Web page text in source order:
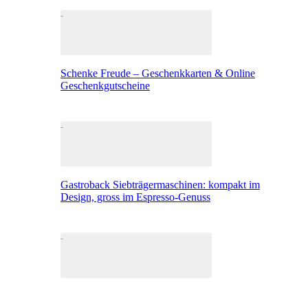
Schenke Freude – Geschenkkarten & Online
Geschenkgutscheine
Gastroback Siebträgermaschinen: kompakt im
Design, gross im Espresso-Genuss